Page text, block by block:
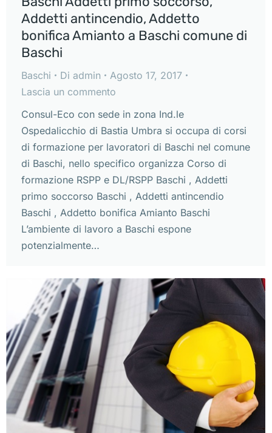
Addetti antincendio, Addetto
bonifica Amianto a Baschi comune di
Baschi
Baschi Di admin
Agosto 17, 2017
Lascia un commento
Consul-Eco con sede in zona Ind.le
Ospedalicchio di Bastia Umbra si occupa di corsi
di formazione per lavoratori di Baschi nel comune
di Baschi, nello specifico organizza Corso di
formazione RSPP e DL/RSPP Baschi , Addetti
primo soccorso Baschi , Addetti antincendio
Baschi , Addetto bonifica Amianto Baschi
L’ambiente di lavoro a Baschi espone
potenzialmente…